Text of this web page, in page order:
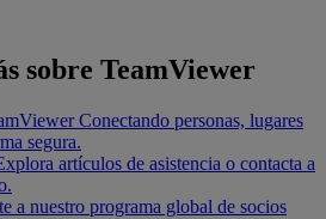
sobre TeamViewer
Conectando personas, lugares
segura.
artículos de asistencia o contacta a
a nuestro programa global de socios